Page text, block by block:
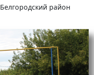
Белгородский район